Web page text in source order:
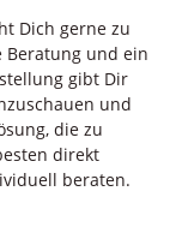
Dich gerne zu
Beratung und ein
gibt Dir
und
die zu
direkt
beraten.